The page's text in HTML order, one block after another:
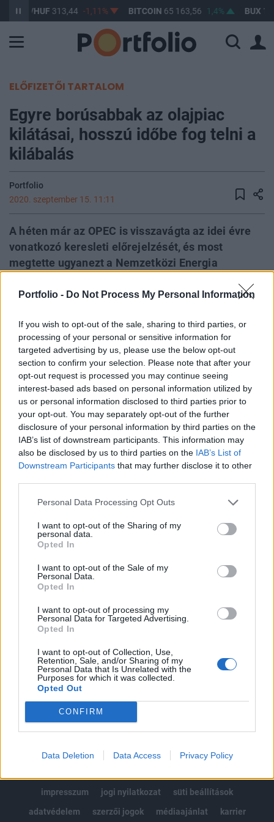
Portfolio - Do Not Process My Personal Information
If you wish to opt-out of the sale, sharing to third parties, or
processing of your personal or sensitive information for
targeted advertising by us, please use the below opt-out
section to confirm your selection. Please note that after your
opt-out request is processed you may continue seeing
interest-based ads based on personal information utilized by
us or personal information disclosed to third parties prior to
your opt-out. You may separately opt-out of the further
disclosure of your personal information by third parties on the
IAB’s list of downstream participants. This information may
also be disclosed by us to third parties on the IAB’s List of
Downstream Participants that may further disclose it to other
Personal Data Processing Opt Outs
I want to opt-out of the Sharing of my
personal data.
Opted In
I want to opt-out of the Sale of my
Personal Data.
Opted In
I want to opt-out of processing my
Personal Data for Targeted Advertising.
Opted In
I want to opt-out of Collection, Use,
Retention, Sale, and/or Sharing of my
Personal Data that Is Unrelated with the
Purposes for which it was collected.
Opted Out
CONFIRM
Data Deletion Data Access Privacy Policy
USD/HUF 313,44 -1,11% BITCOIN 65 163,56 1,4% BUX
ELŐFIZETŐI TARTALOM
Egyre borúsabbak az olajpiac
kilátásai, hosszú időbe fog telni a
kilábalás
Portfolio
2020. szeptember 15. 11:11
A héten már az OPEC is visszavágta az idei évre
vonatkozó keresleti előrejelzését, és most
megtette ugyanezt a Nemzetközi Energia
hangulat és a koronavírusos esetszámok
vannak a fekete arany keresletére.
Portfolio Investment Day 2026Október 21-én jön a Portfolio
Investment Day 2026, ahol a piac vezető szakértőivel
keressük a választ a befektetőket leginkább foglalkoztató
kérdésekre. Meddig tarthat az AI-rali, kik lehetnek a
következő évek nyertesei, mire számíthatunk a részvény-,
kötvény-, nyersanyag- és kriptopiacokon, és hogyan
érdemes portfóliót építeni egy gyorsan változó...
KEDVES OLVASÓNK!
A keresett cikk a portfolio.hu hírarchívumához
regisztrációhoz kötött.
Portfolio.hu teljes cikkarchívum
Kötéslisták: BÉT elmúlt 2 év napon belüli
MÁR ELŐFIZETŐNK VAGY?BEJELENTKEZÉS
impresszum
jogi nyilatkozat
süti beállítások
adatvédelem
szerzői jogok médiaajánlat karrier